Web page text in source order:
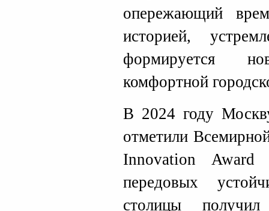
опережающий
историей,
формируется
комфортной
В 2024 году
отметили
Innovation Award
передовых
столицы